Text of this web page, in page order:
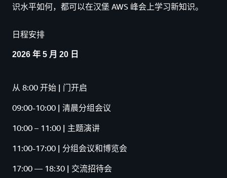
识水平如何，都可以在汉堡 AWS 峰会上学习新知识。
日程安排
2026 年 5 月 20 日
从 8:00 开始 | 门开启
09:00-10:00 | 清晨分组会议
10:00 – 11:00 | 主题演讲
11:00-17:00 | 分组会议和博览会
17:00 — 18:30 | 交流招待会